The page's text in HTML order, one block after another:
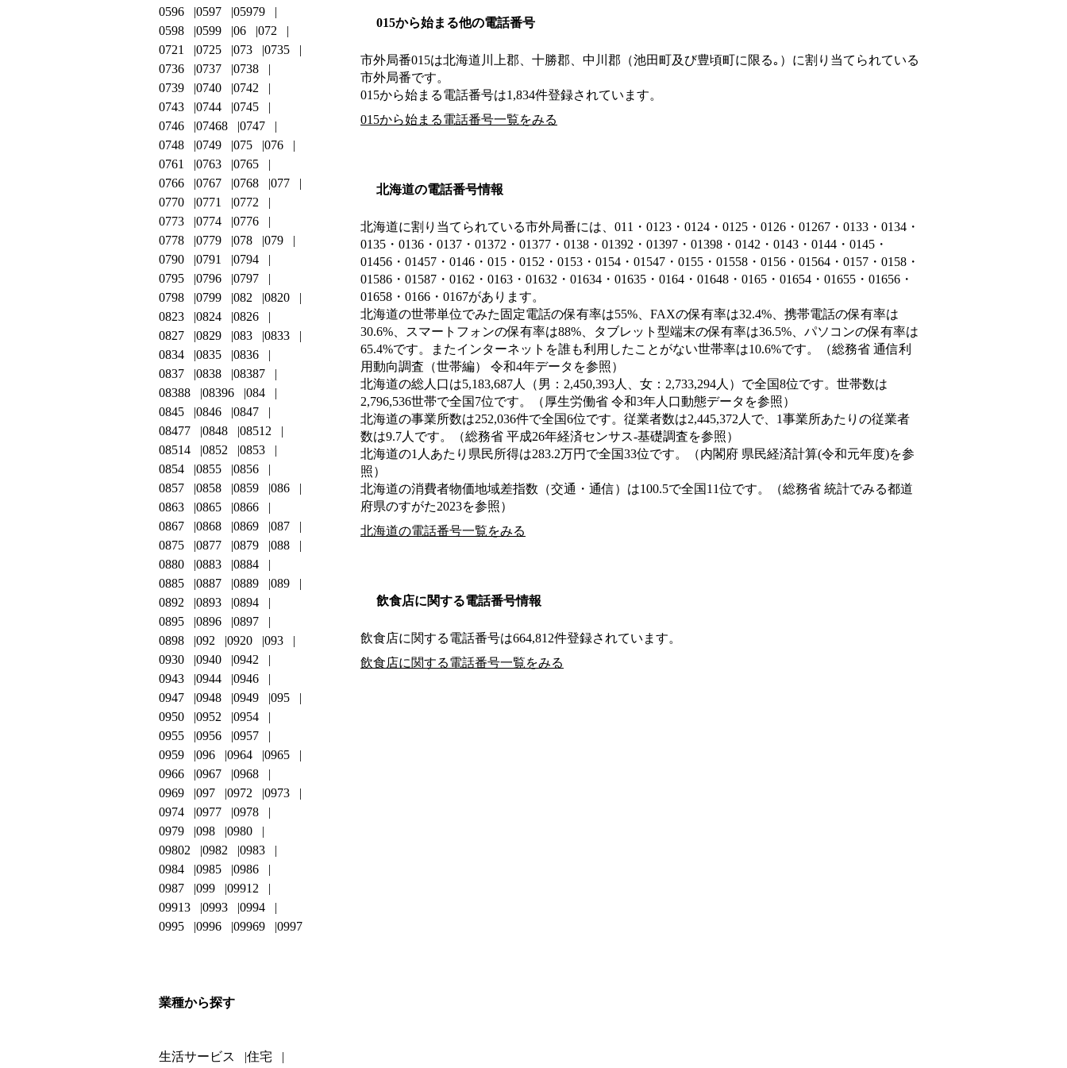
015から始まる他の電話番号
市外局番015は北海道川上郡、十勝郡、中川郡（池田町及び豊頃町に限る｡） に割り当てられている
市外局番です。
015から始まる電話番号は1,834件登録されています。
015から始まる電話番号一覧をみる
北海道の電話番号情報
北海道に割り当てられている市外局番には、011・0123・0124・0125・0126・01267・0133・0134・
0135・0136・0137・01372・01377・0138・01392・01397・01398・0142・0143・0144・0145・
01456・01457・0146・015・0152・0153・0154・01547・0155・01558・0156・01564・0157・0158・
01586・01587・0162・0163・01632・01634・01635・0164・01648・0165・01654・01655・01656・
01658・0166・0167があります。
北海道の世帯単位でみた固定電話の保有率は55%、FAXの保有率は32.4%、携帯電話の保有率は
30.6%、スマートフォンの保有率は88%、タブレット型端末の保有率は36.5%、パソコンの保有率は
65.4%です。またインターネットを誰も利用したことがない世帯率は10.6%です。（総務省 通信利
用動向調査（世帯編） 令和4年データを参照）
北海道の総人口は5,183,687人（男：2,450,393人、女：2,733,294人）で全国8位です。世帯数は
2,796,536世帯で全国7位です。（厚生労働省 令和3年人口動態データを参照）
北海道の事業所数は252,036件で全国6位です。従業者数は2,445,372人で、1事業所あたりの従業者
数は9.7人です。（総務省 平成26年経済センサス‐基礎調査を参照）
北海道の1人あたり県民所得は283.2万円で全国33位です。（内閣府 県民経済計算(令和元年度)を参
照）
北海道の消費者物価地域差指数（交通・通信）は100.5で全国11位です。（総務省 統計でみる都道
府県のすがた2023を参照）
北海道の電話番号一覧をみる
飲食店に関する電話番号情報
飲食店に関する電話番号は664,812件登録されています。
飲食店に関する電話番号一覧をみる
0596
0597
05979
0598
0599 06
072
0721
0725 073
0735
0736
0737
0738
0739
0740
0742
0743
0744
0745
0746
07468
0747
0748
0749 075
076
0761
0763
0765
0766
0767 0768
077
0770
0771
0772
0773
0774
0776
0778
0779 078
079
0790
0791
0794
0795
0796
0797
0798
0799 082
0820
0823
0824
0826
0827
0829 083
0833
0834
0835
0836
0837
0838
08387
08388
08396
084
0845
0846
0847
08477
0848
08512
08514
0852
0853
0854
0855
0856
0857
0858 0859
086
0863
0865
0866
0867
0868 0869
087
0875
0877 0879
088
0880
0883
0884
0885
0887 0889
089
0892
0893
0894
0895
0896
0897
0898
092 0920
093
0930
0940
0942
0943
0944
0946
0947
0948 0949
095
0950
0952
0954
0955
0956
0957
0959
096 0964
0965
0966
0967
0968
0969
097 0972
0973
0974
0977
0978
0979
098
0980
09802
0982
0983
0984
0985
0986
0987
099
09912
09913
0993
0994
0995
0996 09969 0997
業種から探す
生活サービス 住宅